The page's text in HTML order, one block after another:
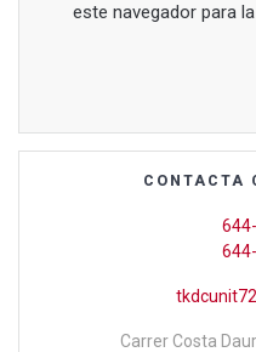
este navegador para
CONTACTA
Carrer Costa